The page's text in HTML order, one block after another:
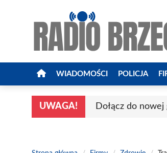
WIADOMOŚCI POLICJA
UWAGA! Dołącz do nowej